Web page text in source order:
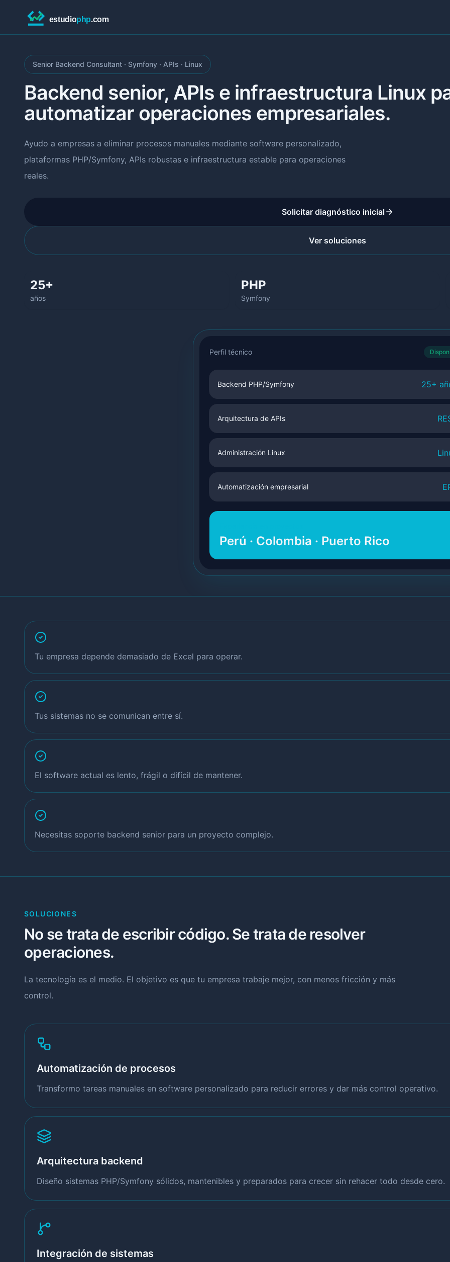
Senior Backend Consultant · Symfony · APIs · Linux
Backend senior, APIs e infraestructura Linux
automatizar operaciones empresariales.
Ayudo a empresas a eliminar procesos manuales mediante software personalizado,
plataformas PHP/Symfony, APIs robustas e infraestructura estable para operaciones
reales.
Solicitar diagnóstico inicial
Ver soluciones
25+
años
PHP
Symfony
Perfil técnico
Backend PHP/Symfony 25+
Arquitectura de APIs
Administración Linux
Automatización empresarial
Perú · Colombia · Puerto Rico
Tu empresa depende demasiado de Excel para operar.
Tus sistemas no se comunican entre sí.
El software actual es lento, frágil o difícil de mantener.
Necesitas soporte backend senior para un proyecto complejo.
SOLUCIONES
No se trata de escribir código. Se trata de resolver
operaciones.
La tecnología es el medio. El objetivo es que tu empresa trabaje mejor, con menos fricción y más
control.
Automatización de procesos
Transformo tareas manuales en software personalizado para reducir errores y dar más control operativo.
Arquitectura backend
Diseño sistemas PHP/Symfony sólidos, mantenibles y preparados para crecer sin rehacer todo desde cero.
Integración de sistemas